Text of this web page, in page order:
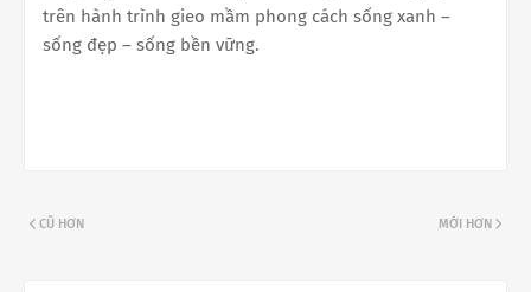
trên hành trình gieo mầm phong cách sống xanh –
sống đẹp – sống bền vững.
MỚI HƠN
CŨ HƠN